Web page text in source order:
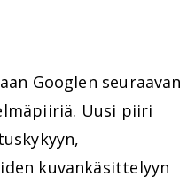
Googlen seuraavan
Uusi piiri
kuvankäsittelyyn